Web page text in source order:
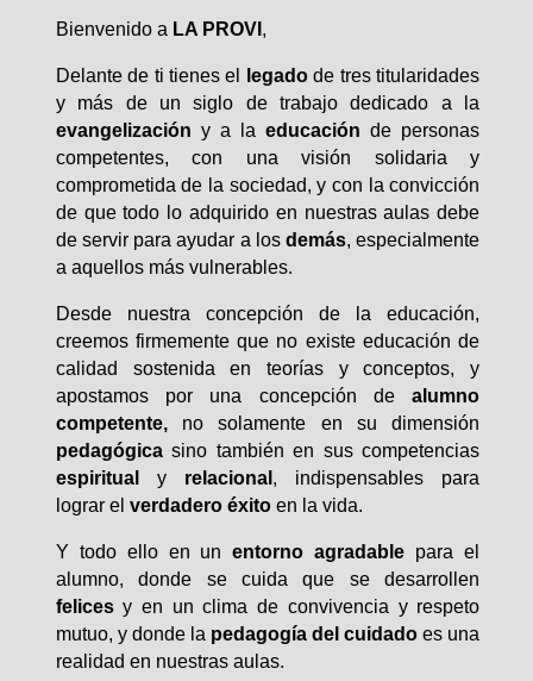
Bienvenido a LA PROVI ,
Delante de ti tienes el legadode tres titularidades
y más de un siglo de trabajo dedicado a la
evangelización y a la educación de personas
competentes, con una visión solidaria y
comprometida de la sociedad, y con la convicción
de que todo lo adquirido en nuestras aulas debe
de servir para ayudar a los demás, especialmente
a aquellos más vulnerables.
Desde nuestra concepción de la educación,
creemos firmemente que no existe educación de
calidad sostenida en teorías y conceptos, y
apostamos por una concepción dealumno
competente,no solamente en su dimensión
pedagógicasino también en sus competencias
espiritual
y relacional , indispensables para
lograr el verdadero éxitoen la vida.
Y todo ello en unentorno agradable para el
alumno, donde se cuida que se desarrollen
felicesy en un clima de convivencia y respeto
mutuo, y donde la pedagogía del cuidado es una
realidad en nuestras aulas.